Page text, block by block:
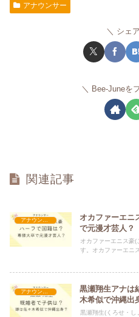
アナウンサー
シェ
Bee-Juneを
関連記事
アナウンサー
オカファーエニ
で元漫才芸人？
オカファーエニス豪
す。オカファーエニ
アナウンサー
黒瀬翔生アナは
木希似で沖縄出
黒瀬翔生(くろせ・し